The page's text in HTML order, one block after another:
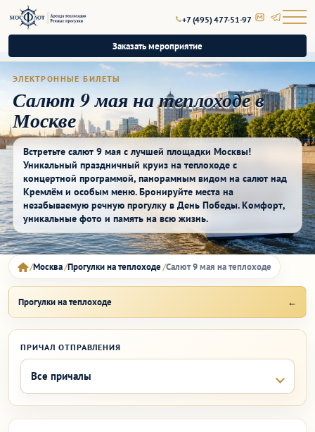
+7 (495) 477-51-97
Заказать мероприятие
ЭЛЕКТРОННЫЕ БИЛЕТЫ
Салют 9 мая на теплоходе в
Москве
Встретьте салют 9 мая с лучшей площадки Москвы!
Уникальный праздничный круиз на теплоходе с
концертной программой, панорамным видом на салют над
Кремлём и особым меню. Бронируйте места на
незабываемую речную прогулку в День Победы. Комфорт,
уникальные фото и память на всю жизнь.
Москва Прогулки на теплоходе Салют 9 мая на теплоходе
Прогулки на теплоходе ←
ПРИЧАЛ ОТПРАВЛЕНИЯ